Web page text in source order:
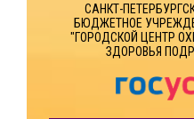
САНКТ-
БЮДЖЕТНОЕ
"ГОРОДСКОЙ ЦЕНТР
ЗДОРОВЬЯ